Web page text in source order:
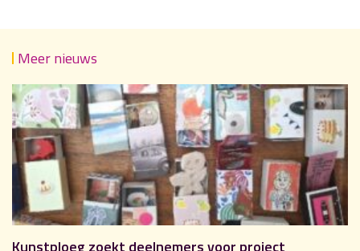
Meer nieuws
Kunstploeg zoekt deelnemers voor project